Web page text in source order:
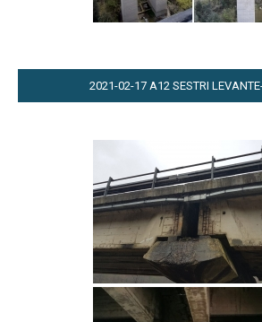
2021-02-17 A12 SESTRI